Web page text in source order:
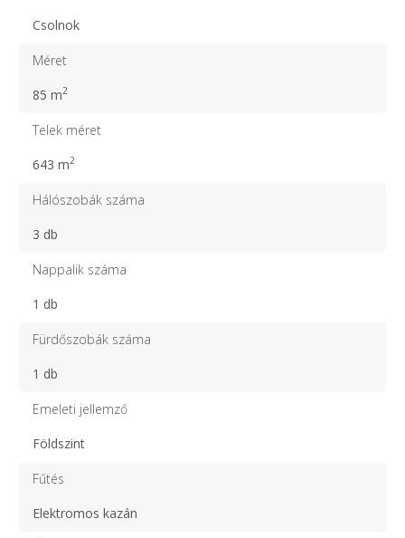
Csolnok
Méret
85 m2
Telek méret
643 m2
Hálószobák száma
3 db
Nappalik száma
1 db
Fürdőszobák száma
1 db
Emeleti jellemző
Földszint
Fűtés
Elektromos kazán